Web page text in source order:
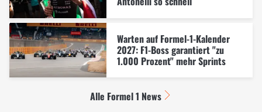
Warten auf Formel-1-Kalender
2027: F1-Boss garantiert "zu
1.000 Prozent" mehr Sprints
Alle Formel 1 News